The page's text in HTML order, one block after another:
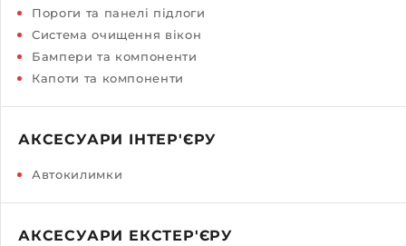
Пороги та панелі підлоги
Система очищення вікон
Бампери та компоненти
Капоти та компоненти
АКСЕСУАРИ ІНТЕР'ЄРУ
Автокилимки
АКСЕСУАРИ ЕКСТЕР'ЄРУ